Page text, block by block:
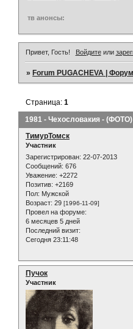
тв анонсы:
Привет, Гость! Войдитеили
»Forum PUGACHEVA |
1981 - Чехословакия - (ФОТО)
Страница:1
ТимурТомск
Участник
Зарегистрирован: 22-07-2013
Сообщений: 676
Уважение: +2272
Позитив: +2169
Пол: Мужской
Возраст: 29 [1996-11-09]
Провел на форуме:
6 месяцев 5 дней
Последний визит:
Сегодня 23:11:48
Пучок
Участник